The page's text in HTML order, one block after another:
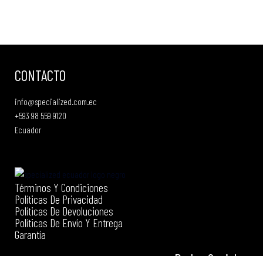
CONTACTO
info@specialized.com.ec
+593 98 559 9120
Ecuador
Términos Y Condiciones
Políticas De Privacidad
Políticas De Devoluciones
Políticas De Envío Y Entrega
Garantía